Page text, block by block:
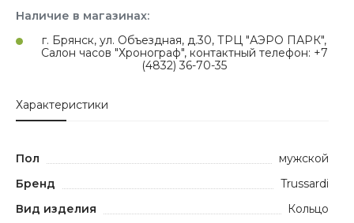
Наличие в магазинах:
г. Брянск, ул. Объездная, д.30, ТРЦ "АЭРО ПАРК",
Салон часов "Хронограф", контактный телефон: +7
(4832) 36-70-35
Характеристики
Пол
мужской
Бренд
Trussardi
Вид изделия
Кольцо